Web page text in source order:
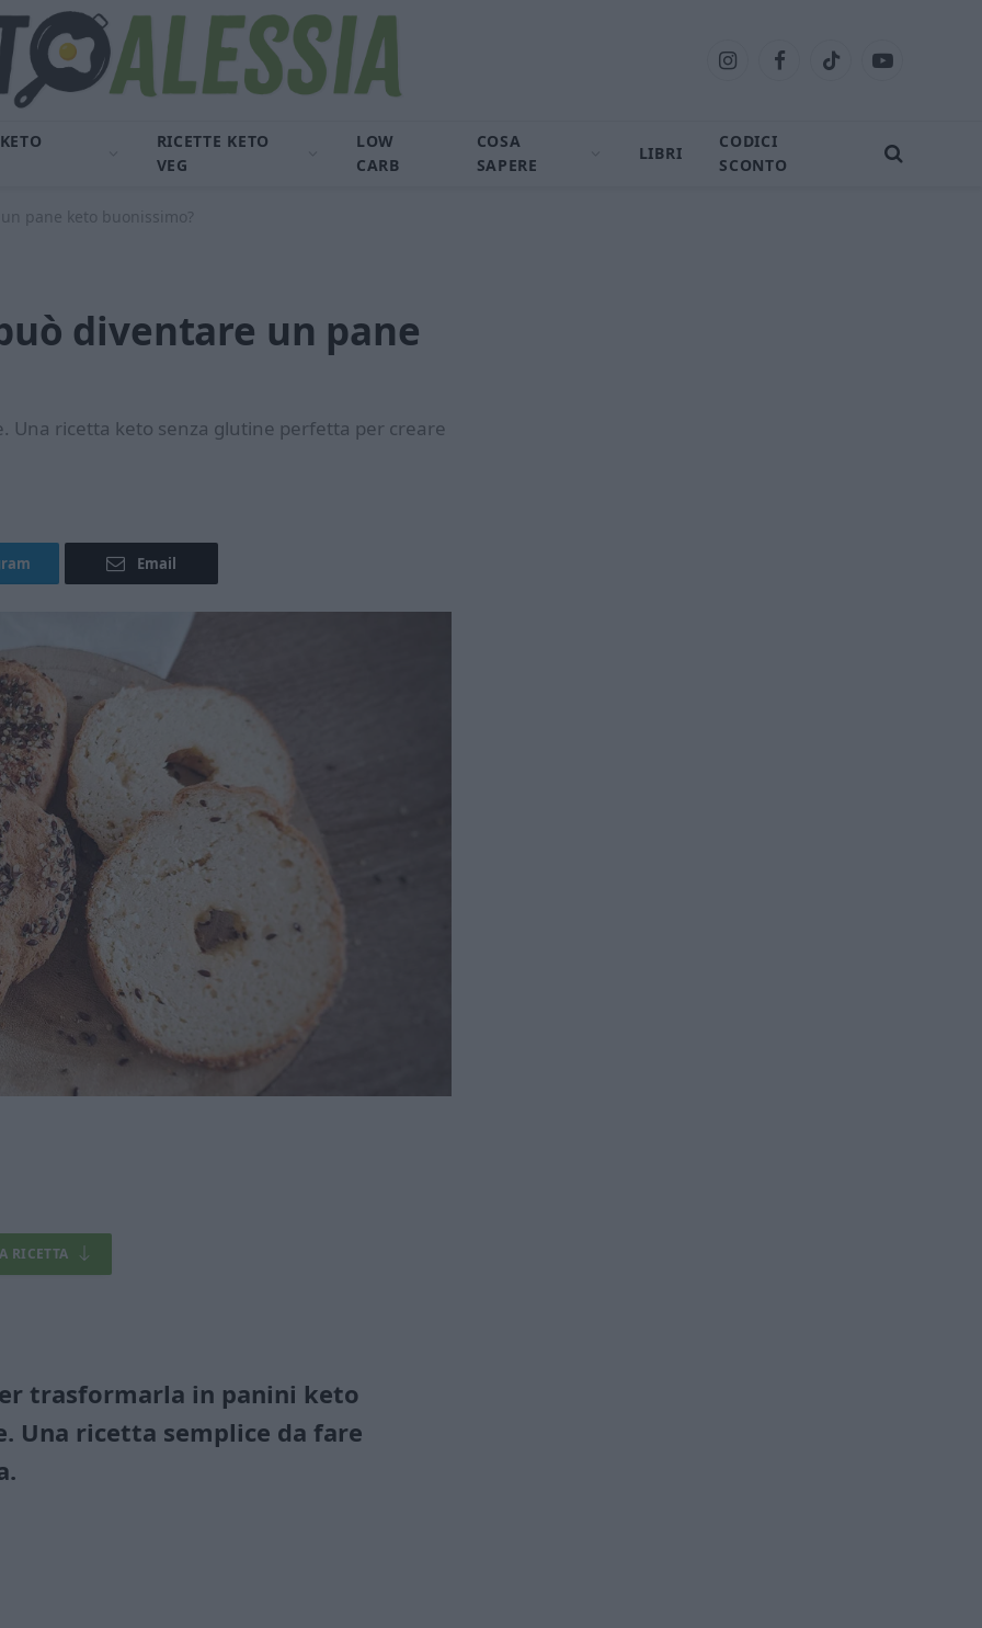
InstagramFacebookTikTok YouTube
RICETTE KETO
VEG
LOW
CARB
COSA
SAPERE
LIBRI
CODICI
SCONTO
pane keto buonissimo?
diventare un pane
Una ricetta keto senza glutine perfetta per creare
Email
RICETTA
trasformarla in panini keto
Una ricetta semplice da fare